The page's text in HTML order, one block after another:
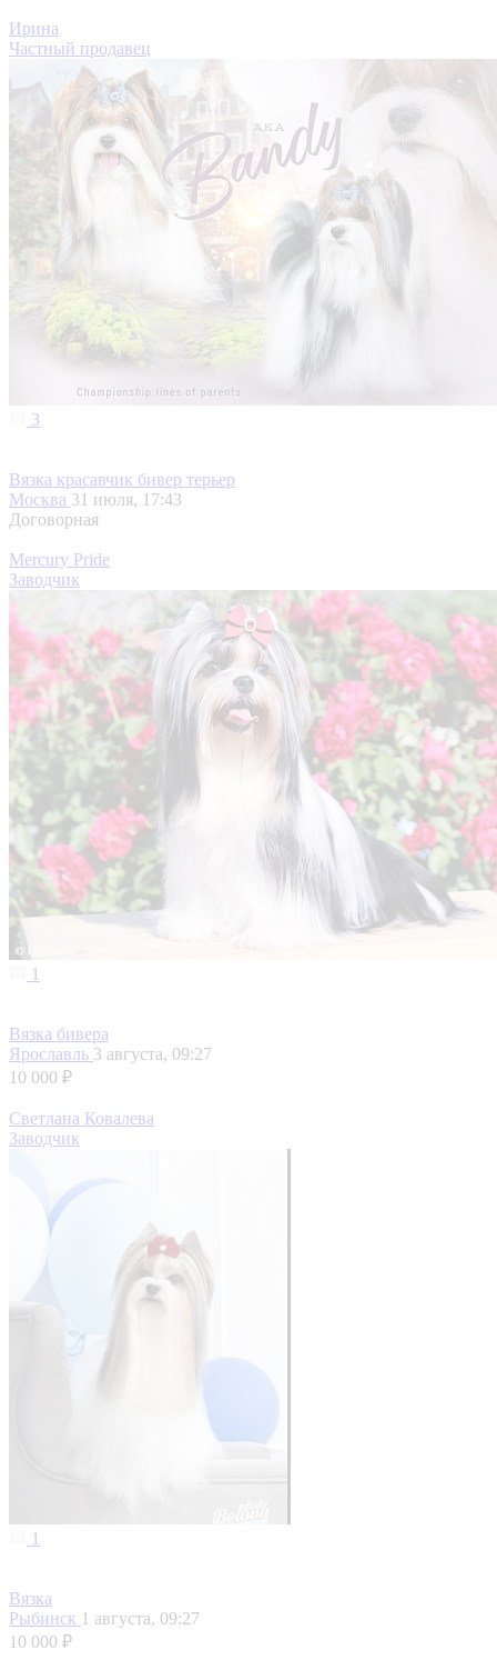
Ирина
Частный продавец
3
Вязка красавчик бивер терьер
Москва 31 июля, 17:43
Договорная
Mercury Pride
Заводчик
1
Вязка бивера
Ярославль 3 августа, 09:27
10 000 ₽
Светлана Ковалева
Заводчик
1
Вязка
Рыбинск 1 августа, 09:27
10 000 ₽